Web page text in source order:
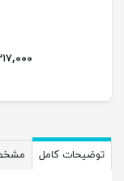
۸,۳۱۷,۰۰۰
توضیحات کامل